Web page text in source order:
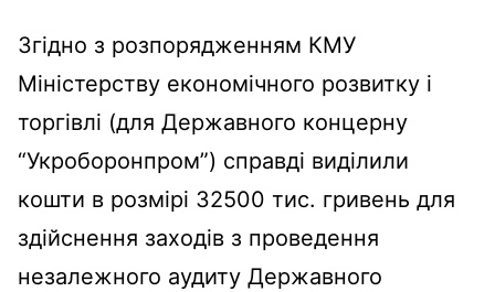
Згідно з розпорядженням КМУ
Міністерству економічного розвитку і
торгівлі (для Державного концерну
“Укроборонпром”) справді виділили
кошти в розмірі 32500 тис. гривень для
здійснення заходів з проведення
незалежного аудиту Державного